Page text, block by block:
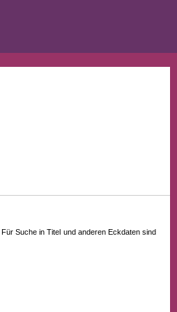
. Für Suche in Titel und anderen Eckdaten sind